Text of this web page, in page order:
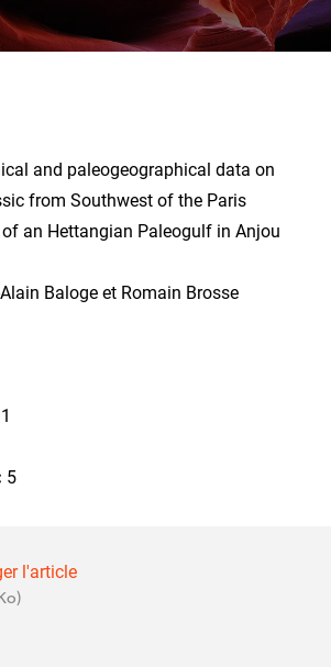
and paleogeographical data on
from Southwest of the Paris
of an Hettangian Paleogulf in Anjou
Baloge et Romain Brosse
1
5
l'article